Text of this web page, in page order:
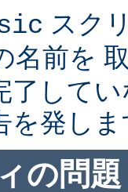
スク
名前を
了して
を発し
の問題